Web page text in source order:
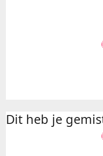
Dit heb je